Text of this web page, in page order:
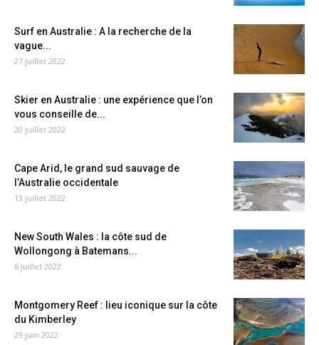
Surf en Australie : A la recherche de la
vague...
27 juillet 2022
Skier en Australie : une expérience que l’on
vous conseille de...
20 juillet 2022
Cape Arid, le grand sud sauvage de
l’Australie occidentale
13 juillet 2022
New South Wales : la côte sud de
Wollongong à Batemans...
6 juillet 2022
Montgomery Reef : lieu iconique sur la côte
du Kimberley
29 juin 2022